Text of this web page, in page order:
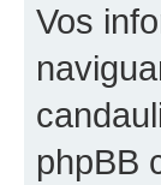
Vos
phpBB